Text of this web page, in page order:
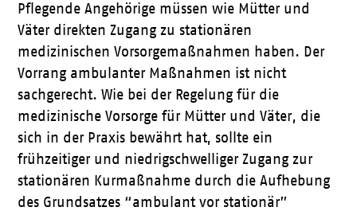
Pflegende Angehörige müssen wie Mütter und
Väter direkten Zugang zu stationären
medizinischen Vorsorgemaßnahmen haben. Der
Vorrang ambulanter Maßnahmen ist nicht
sachgerecht. Wie bei der Regelung für die
medizinische Vorsorge für Mütter und Väter, die
sich in der Praxis bewährt hat, sollte ein
frühzeitiger und niedrigschwelliger Zugang zur
stationären Kurmaßnahme durch die Aufhebung
des Grundsatzes “ambulant vor stationär”